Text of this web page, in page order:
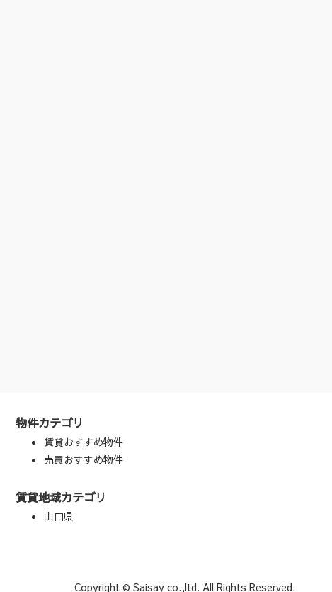
物件カテゴリ
賃貸おすすめ物件
売買おすすめ物件
賃貸地域カテゴリ
山口県
Copyright © Saisay co.,ltd. All Rights Reserved.